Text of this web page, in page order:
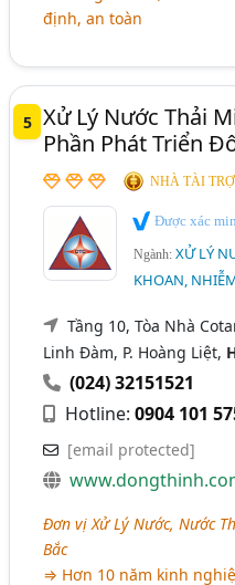
định, an toàn
5 Xử Lý Nước Thải
Phần Phát Triển
NHÀ TÀI TRỢ
Được xác
Ngành:XỬ LÝ
KHOAN,
Tầng 10, Tòa Nhà
Linh Đàm, P. Hoàng Liệt,
(024) 32151521
Hotline:0904 101
[email protected]
Đơn vị Xử Lý Nước, Nước
Bắc
⇒ Hơn 10 năm kinh